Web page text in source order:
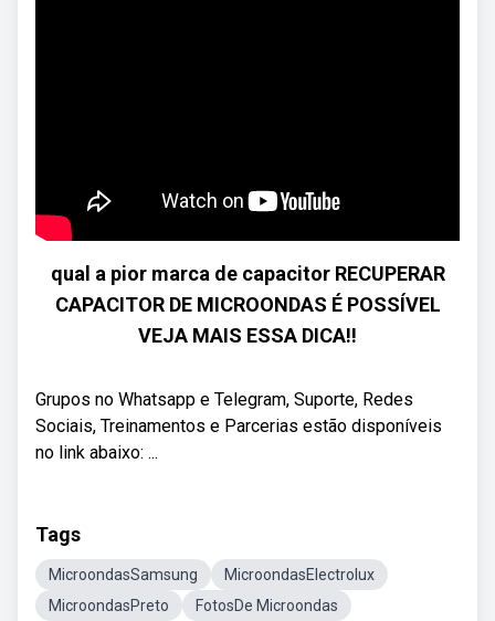
qual a pior marca de capacitor RECUPERAR
CAPACITOR DE MICROONDAS É POSSÍVEL
VEJA MAIS ESSA DICA!!
Grupos no Whatsapp e Telegram, Suporte, Redes
Sociais, Treinamentos e Parcerias estão disponíveis
no link abaixo: ...
Tags
MicroondasSamsung
MicroondasElectrolux
MicroondasPreto
FotosDe Microondas